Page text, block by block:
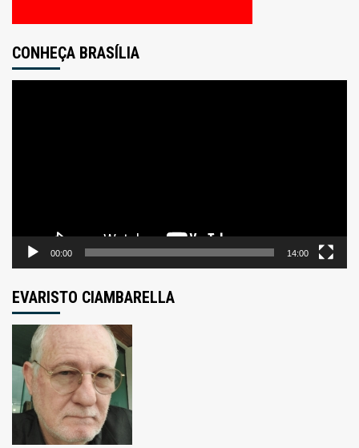
CONHEÇA BRASÍLIA
00:00 14:00
EVARISTO CIAMBARELLA